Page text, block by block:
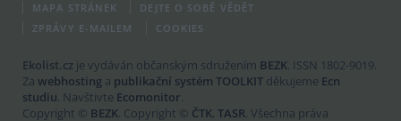
MAPA STRÁNEK
DEJTE O SOBĚ VĚDĚT
ZPRÁVY E-MAILEM
COOKIES
Ekolist.cz je vydáván občanským sdružením BEZK. ISSN 1802-9019.
Za webhosting a publikační systém TOOLKIT děkujeme Ecn
studiu. Navštivte Ecomonitor.
Copyright © BEZK. Copyright © ČTK, TASR. Všechna práva